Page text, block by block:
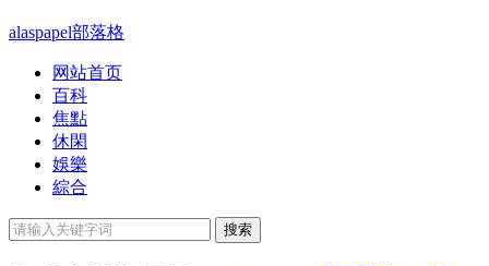
alaspapel部落格
网站首页
百科
焦點
休閑
娛樂
綜合